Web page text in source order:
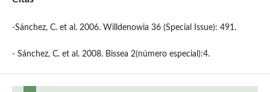
-Sánchez, C. et al. 2006. Willdenowia 36 (Special Issue): 491.
- Sánchez, C. et al. 2008. Bissea 2(número especial):4.